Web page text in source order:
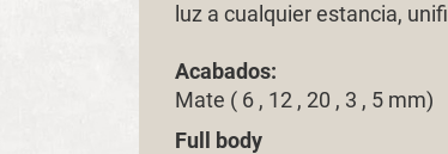
luz a cualquier estancia,
Acabados:
Mate ( 6 , 12 , 20 , 3 , 5 mm)
Full body